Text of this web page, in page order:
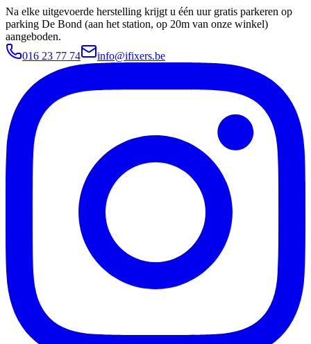
Na elke uitgevoerde herstelling krijgt u één uur gratis parkeren op
parking De Bond (aan het station, op 20m van onze winkel)
aangeboden.
016 23 77 74
info@ifixers.be